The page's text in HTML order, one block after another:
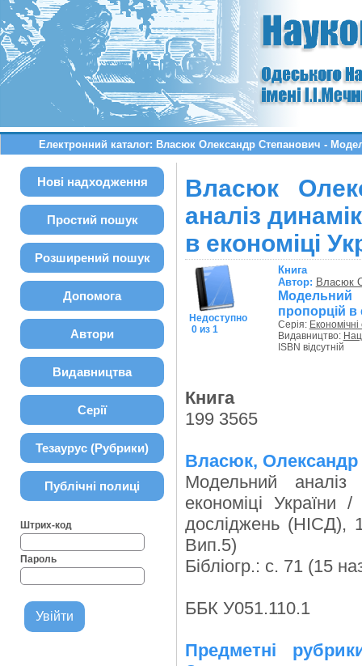
Електронний каталог: Власюк Олександр Степанович -
Нові надходження
Простий пошук
Розширений пошук
Допомога
Автори
Видавництва
Серії
Тезаурус (Рубрики)
Публічні полиці
Штрих-код
Пароль
Власюк
аналіз
в економіці
Недоступно
0 из 1
Книга
Автор: Власюк
Модельний
пропорцій в
Серія: Економічні
Видавництво:
ISBN відсутній
Книга
199 3565
Власюк,
Модельний аналіз
економіці
досліджень (НІСД),
Вип.5)
Бібліогр.: с. 71 (15
ББК У051.110.1
Предметні